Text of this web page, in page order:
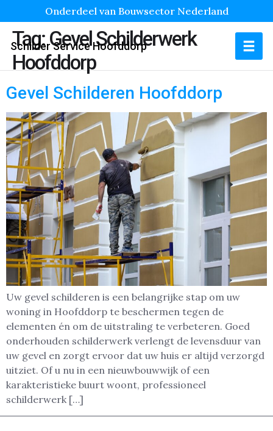
Onderdeel van Bouwsector Nederland
Schilder Service Hoofddorp
Tag:Gevel Schilderwerk
Hoofddorp
Gevel Schilderen Hoofddorp
Uw gevel schilderen is een belangrijke stap om uw
woning in Hoofddorp te beschermen tegen de
elementen én om de uitstraling te verbeteren. Goed
onderhouden schilderwerk verlengt de levensduur van
uw gevel en zorgt ervoor dat uw huis er altijd verzorgd
uitziet. Of u nu in een nieuwbouwwijk of een
karakteristieke buurt woont, professioneel
schilderwerk […]